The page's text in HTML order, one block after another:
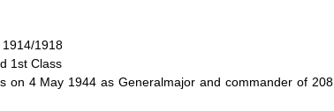
1914/1918
1st Class
on 4 May 1944 as Generalmajor and commander of 208.